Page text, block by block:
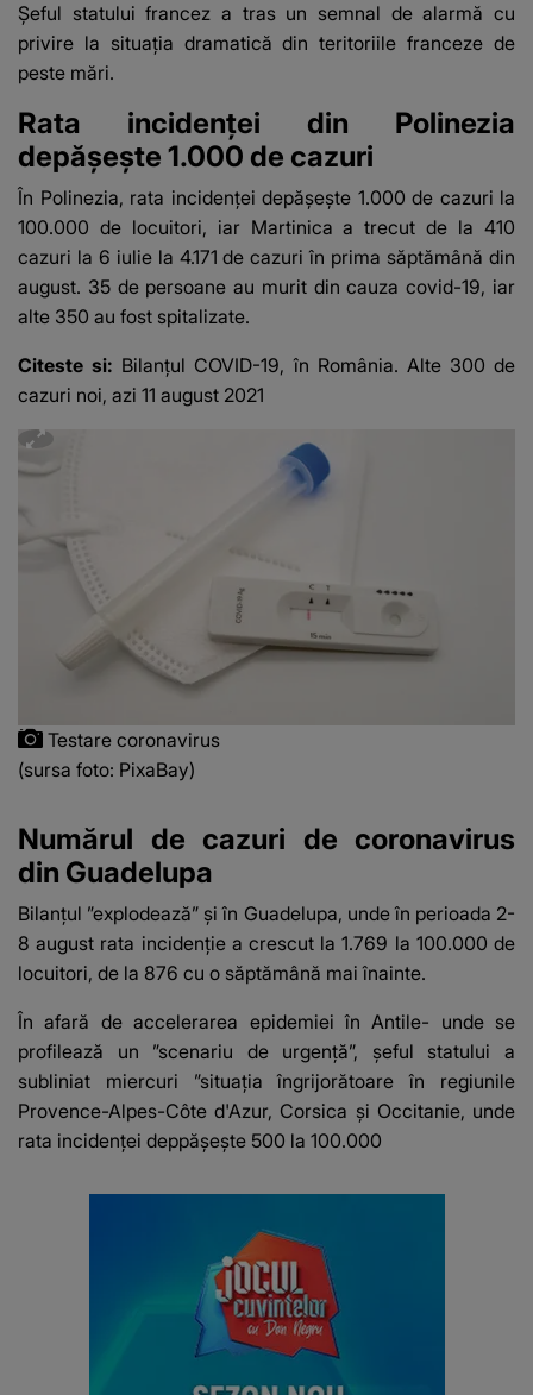
Şeful statului francez a tras un semnal de alarmă cu
privire la situaţia dramatică din teritoriile franceze de
peste mări.
Rata incidenței din Polinezia
depășește 1.000 de cazuri
În Polinezia, rata incidenţei depăşeşte 1.000 de cazuri la
100.000 de locuitori, iar Martinica a trecut de la 410
cazuri la 6 iulie la 4.171 de cazuri în prima săptămână din
august. 35 de persoane au murit din cauza covid-19, iar
alte 350 au fost spitalizate.
Citeste si: Bilanțul COVID-19, în România. Alte 300 de
cazuri noi, azi 11 august 2021
Testare coronavirus
(sursa foto: PixaBay)
Numărul de cazuri de coronavirus
din Guadelupa
Bilanţul ”explodează” şi în Guadelupa, unde în perioada 2-
8 august rata incidenţie a crescut la 1.769 la 100.000 de
locuitori, de la 876 cu o săptămână mai înainte.
În afară de accelerarea epidemiei în Antile- unde se
profilează un ”scenariu de urgenţă”, şeful statului a
subliniat miercuri ”situaţia îngrijorătoare în regiunile
Provence-Alpes-Côte d'Azur, Corsica şi Occitanie, unde
rata incidenţei deppăşeşte 500 la 100.000